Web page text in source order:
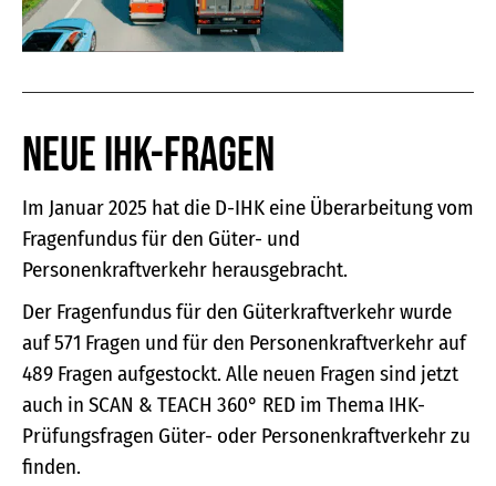
Neue IHK-Fragen
Im Januar 2025 hat die D-IHK eine Überarbeitung vom
Fragenfundus für den Güter- und
Personenkraftverkehr herausgebracht.
Der Fragenfundus für den Güterkraftverkehr wurde
auf 571 Fragen und für den Personenkraftverkehr auf
489 Fragen aufgestockt. Alle neuen Fragen sind jetzt
auch in SCAN & TEACH 360° RED im Thema IHK-
Prüfungsfragen Güter- oder Personenkraftverkehr zu
finden.